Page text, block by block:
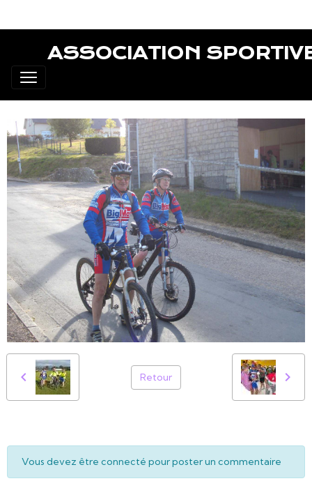
ASSOCIATION
Retour
Vous devez être connecté pour poster un commentaire